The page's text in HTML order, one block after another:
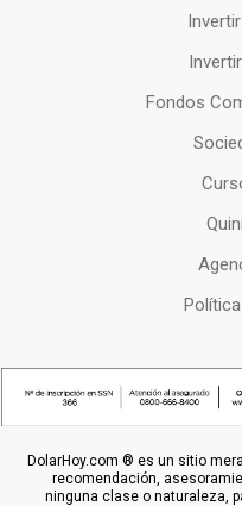
Fondos
DolarHoy.com ® es un sitio
recomendación,
ninguna clase o naturaleza,